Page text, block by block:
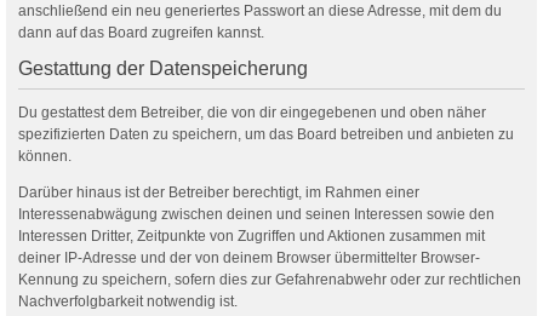
anschließend ein neu generiertes Passwort an diese Adresse, mit dem du
dann auf das Board zugreifen kannst.
Gestattung der Datenspeicherung
Du gestattest dem Betreiber, die von dir eingegebenen und oben näher
spezifizierten Daten zu speichern, um das Board betreiben und anbieten zu
können.
Darüber hinaus ist der Betreiber berechtigt, im Rahmen einer
Interessenabwägung zwischen deinen und seinen Interessen sowie den
Interessen Dritter, Zeitpunkte von Zugriffen und Aktionen zusammen mit
deiner IP-Adresse und der von deinem Browser übermittelter Browser-
Kennung zu speichern, sofern dies zur Gefahrenabwehr oder zur rechtlichen
Nachverfolgbarkeit notwendig ist.